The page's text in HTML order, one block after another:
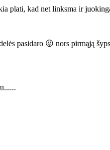
plati, kad net linksma ir
pasidaro 😛 nors pirmąją